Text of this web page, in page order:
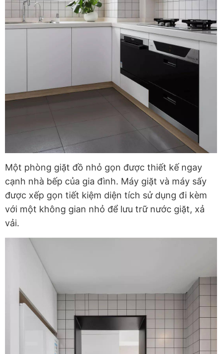
Một phòng giặt đồ nhỏ gọn được thiết kế ngay
cạnh nhà bếp của gia đình. Máy giặt và máy sấy
được xếp gọn tiết kiệm diện tích sử dụng đi kèm
với một không gian nhỏ để lưu trữ nước giặt, xả
vải.